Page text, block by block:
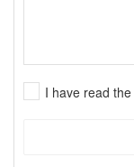
I have read the